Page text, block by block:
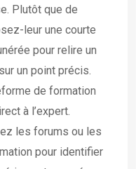
Plutôt que de
leur une courte
pour relire un
un point précis.
de formation
à l’expert.
les forums ou les
pour identifier